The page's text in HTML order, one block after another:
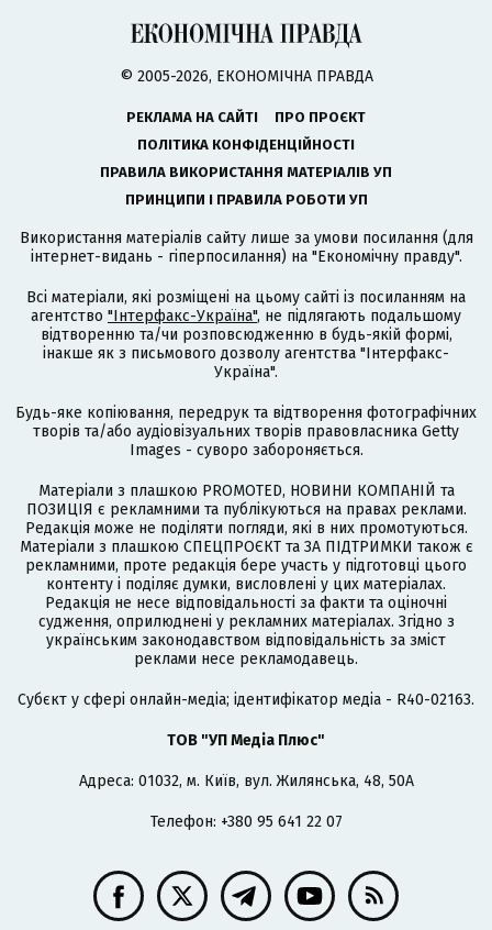
© 2005-2026, ЕКОНОМІЧНА ПРАВДА
РЕКЛАМА НА САЙТІ
ПРО ПРОЄКТ
ПОЛІТИКА КОНФІДЕНЦІЙНОСТІ
ПРАВИЛА ВИКОРИСТАННЯ МАТЕРІАЛІВ УП
ПРИНЦИПИ І ПРАВИЛА РОБОТИ УП
Використання матеріалів сайту лише за умови посилання (для
інтернет-видань - гіперпосилання) на "Економічну правду".
Всі матеріали, які розміщені на цьому сайті із посиланням на
агентство "Інтерфакс-Україна", не підлягають подальшому
відтворенню та/чи розповсюдженню в будь-якій формі,
інакше як з письмового дозволу агентства "Інтерфакс-
Україна".
Будь-яке копіювання, передрук та відтворення фотографічних
творів та/або аудіовізуальних творів правовласника Getty
Images - суворо забороняється.
Матеріали з плашкою PROMOTED, НОВИНИ КОМПАНІЙ та
ПОЗИЦІЯ є рекламними та публікуються на правах реклами.
Редакція може не поділяти погляди, які в них промотуються.
Матеріали з плашкою СПЕЦПРОЄКТ та ЗА ПІДТРИМКИ також є
рекламними, проте редакція бере участь у підготовці цього
контенту і поділяє думки, висловлені у цих матеріалах.
Редакція не несе відповідальності за факти та оціночні
судження, оприлюднені у рекламних матеріалах. Згідно з
українським законодавством відповідальність за зміст
реклами несе рекламодавець.
Cубєкт у сфері онлайн-медіа; ідентифікатор медіа - R40-02163.
ТОВ "УП Медіа Плюс"
Адреса: 01032, м. Київ, вул. Жилянська, 48, 50А
Телефон: +380 95 641 22 07